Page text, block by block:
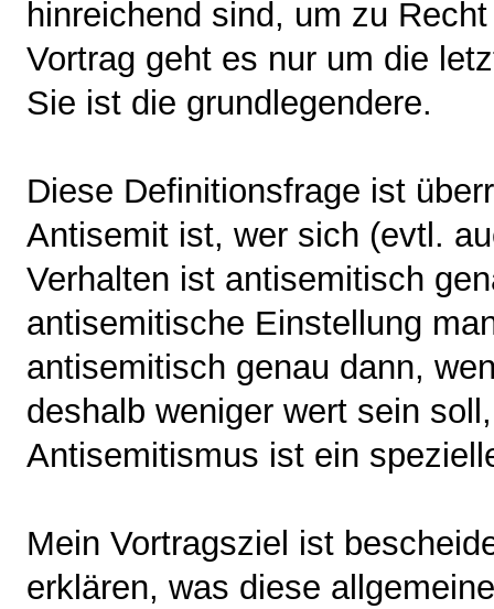
hinreichend sind, um zu
Vortrag geht es nur um die
Sie ist die grundlegendere.
Diese Definitionsfrage ist
Antisemit ist, wer sich (evtl.
Verhalten ist antisemitisch
antisemitische Einstellung
antisemitisch genau dann,
deshalb weniger wert sein
Antisemitismus ist ein
Mein Vortragsziel ist
erklären, was diese